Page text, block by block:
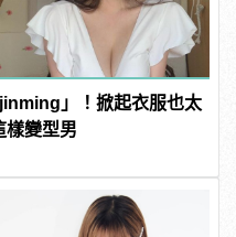
」！掀起衣服也太
樣變型男